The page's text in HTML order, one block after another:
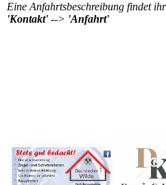
Eine Anfahrtsbeschreibung findet
'Kontakt' --> 'Anfahrt'